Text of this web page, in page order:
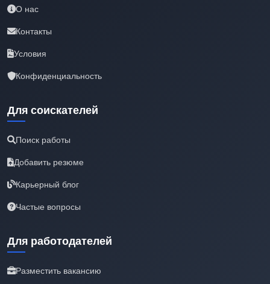
О нас
Контакты
Условия
Конфиденциальность
Для соискателей
Поиск работы
Добавить резюме
Карьерный блог
Частые вопросы
Для работодателей
Разместить вакансию